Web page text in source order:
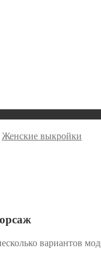
Женские выкройки
вариантов